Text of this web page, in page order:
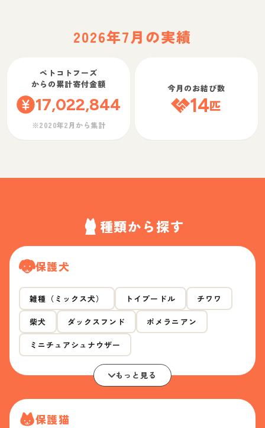
2026年7月の実績
ペトコトフーズ
からの累計寄付金額
17,022,844
※2020年2月から集計
今月のお結び数
14匹
種類から探す
保護犬
雑種（ミックス犬） トイプードル チワワ
柴犬 ダックスフンド ポメラニアン
ミニチュアシュナウザー
もっと見る
保護猫